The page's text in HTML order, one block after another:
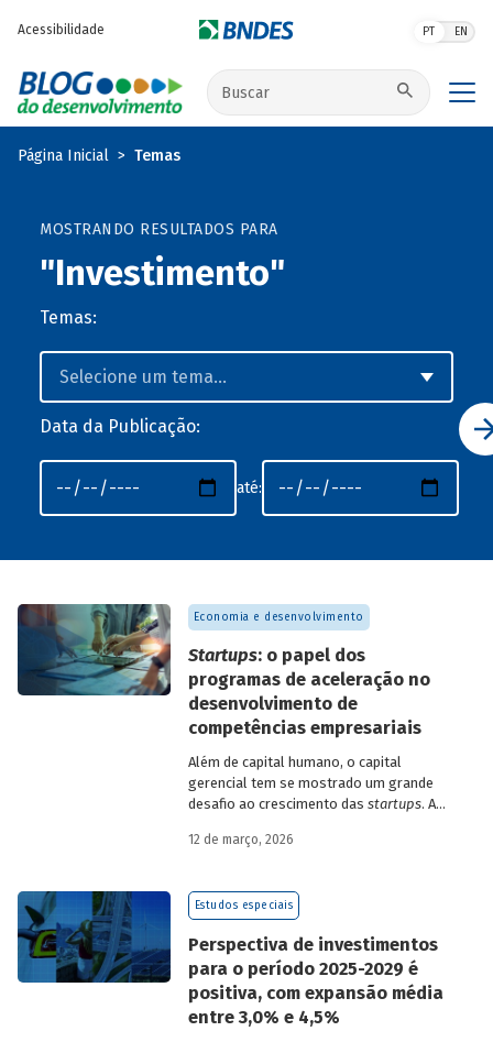
Acessibilidade PT EN
Buscar no site
Página Inicial Temas
MOSTRANDO RESULTADOS PARA
"Investimento"
Temas:
Data da Publicação:
até:
Economia e desenvolvimento
Startups: o papel dos
programas de aceleração no
desenvolvimento de
competências empresariais
Além de capital humano, o capital
gerencial tem se mostrado um grande
desafio ao crescimento das startups. A
como programas de aceleração têm
desafio.
12 de março, 2026
Estudos especiais
Perspectiva de investimentos
para o período 2025-2029 é
positiva, com expansão média
entre 3,0% e 4,5%